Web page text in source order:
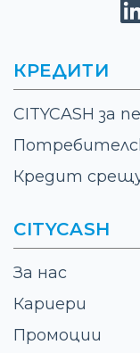
КРЕДИТИ
CITYCASH за
Кредит
CITYCASH
За нас
Кариери
Промоции